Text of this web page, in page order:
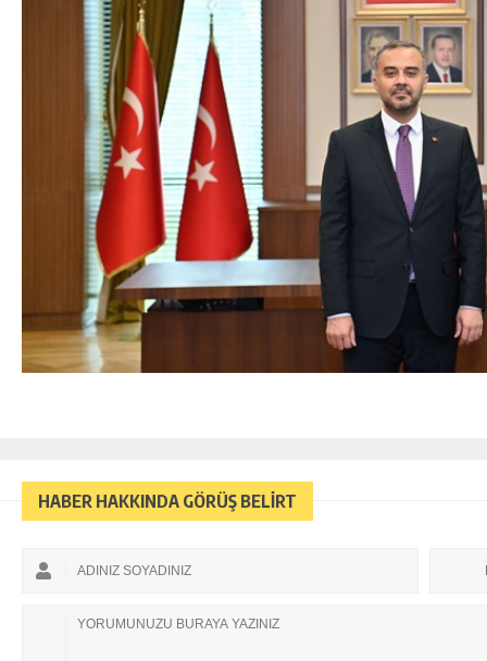
HABER HAKKINDA GÖRÜŞ BELİRT